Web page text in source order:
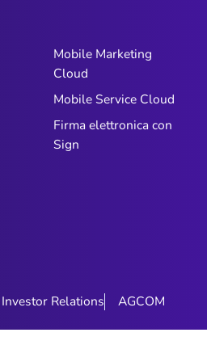
Mobile Marketing
Cloud
Mobile Service Cloud
Firma elettronica con
Sign
Investor Relations AGCOM